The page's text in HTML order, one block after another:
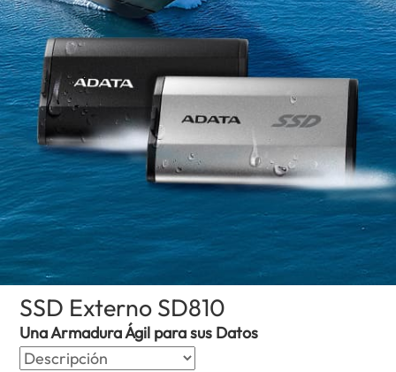
SSD Externo SD810
Una Armadura Ágil para sus Datos